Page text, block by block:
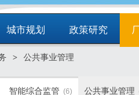
城市规划 政策研究
商圈 智慧城镇
> 公共事业管理
智能综合监管 (6) 公共事业管理